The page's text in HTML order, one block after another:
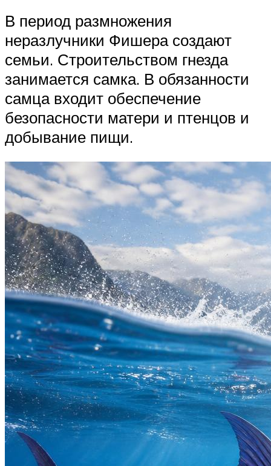
В период размножения
неразлучники Фишера создают
семьи. Строительством гнезда
занимается самка. В обязанности
самца входит обеспечение
безопасности матери и птенцов и
добывание пищи.